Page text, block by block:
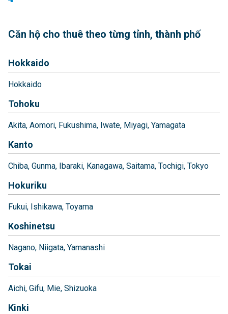
Căn hộ cho thuê theo từng tỉnh, thành phố
Hokkaido
Hokkaido
Tohoku
Akita Aomori Fukushima Iwate Miyagi Yamagata
Kanto
Chiba Gunma Ibaraki Kanagawa Saitama Tochigi Tokyo
Hokuriku
Fukui Ishikawa Toyama
Koshinetsu
Nagano Niigata Yamanashi
Tokai
Aichi Gifu Mie Shizuoka
Kinki